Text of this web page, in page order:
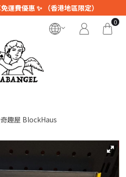
運費優惠 ✨ （香港地區限定）
0
趣屋 BlockHaus